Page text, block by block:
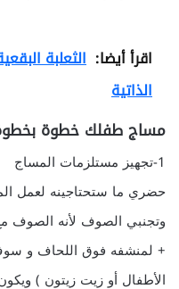
اقرأ أيضا: الثعلبة
الذاتية
مساج طفلك خطوة
1-تجهيز مستلزمات المساج
حضري ما ستحتاجينه لعمل
وتجنبي الصوف لأنه
+ لمنشفه فوق اللحاف و
الأطفال أو زيت زيتون )